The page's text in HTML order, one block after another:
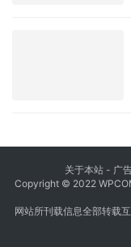
关于本站 - 广
Copyright © 2022
网站所刊载信息全部转载